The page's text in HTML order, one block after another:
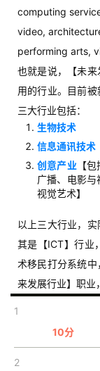
computing
video,
performing arts,
也就是说，【未
用的行业。目前
三大行业包括：
生物技术
信息通讯技术
创意产业 【
广播、电影与
视觉艺术】
以上三大行业，
其是【ICT】行业
术移民打分系统
来发展行业】职业
1
10分
2